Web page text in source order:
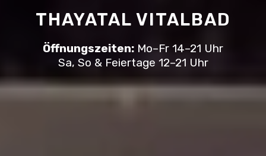
THAYATAL VITALBAD
Öffnungszeiten: Mo–Fr 14–21 Uhr
Sa, So & Feiertage 12–21 Uhr